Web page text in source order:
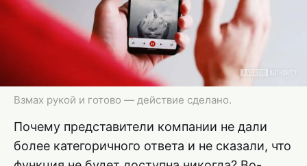
Взмах рукой и готово — действие сделано.
Почему представители компании не дали
более категоричного ответа и не сказали, что